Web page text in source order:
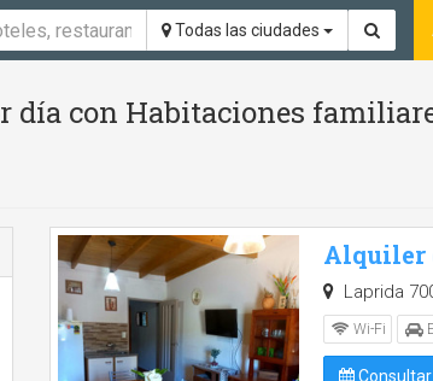
Todas las ciudades
día con Habitaciones
Alquiler
Laprida
Wi-Fi